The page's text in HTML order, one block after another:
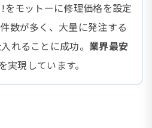
モットーに修理価格を設定
数が多く、大量に発注する
れることに成功。 業界最安
実現しています。